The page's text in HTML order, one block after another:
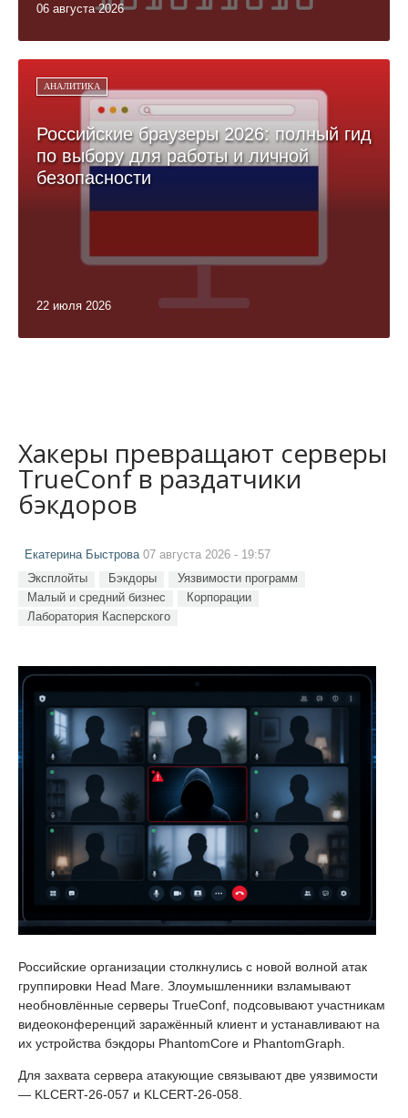
06 августа 2026
АНАЛИТИКА
Российские браузеры 2026: полный гид
по выбору для работы и личной
безопасности
22 июля 2026
Хакеры превращают серверы
TrueConf в раздатчики
бэкдоров
Екатерина Быстрова07 августа 2026 - 19:57
Эксплойты Бэкдоры
Уязвимости программ
Малый и средний бизнес
Корпорации
Лаборатория Касперского
Российские организации столкнулись с новой волной атак
группировки Head Mare. Злоумышленники взламывают
необновлённые серверы TrueConf, подсовывают участникам
видеоконференций заражённый клиент и устанавливают на
их устройства бэкдоры PhantomCore и PhantomGraph.
Для захвата сервера атакующие связывают две уязвимости
— KLCERT-26-057 и KLCERT-26-058.